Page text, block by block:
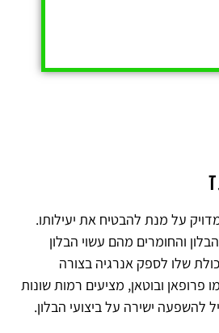
מדויק על מנת להבטיח את יעילותו.
והחומרים מהם עשוי הבלון
שלו לספק אנרגיה בצורה
פרופאן ובוטאן, מציעים רמות שונות
להשפעה ישירה על ביצועי הבלון.